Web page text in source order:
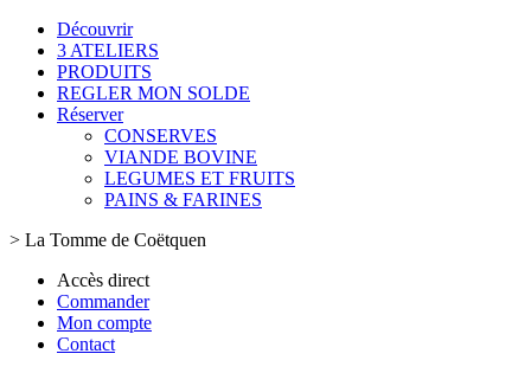
Découvrir
3 ATELIERS
PRODUITS
REGLER MON SOLDE
Réserver
CONSERVES
VIANDE BOVINE
LEGUMES ET FRUITS
PAINS & FARINES
> La Tomme de Coëtquen
Accès direct
Commander
Mon compte
Contact